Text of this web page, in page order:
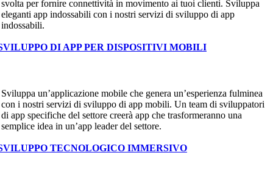
svolta per fornire connettività in movimento ai tuoi clienti. Sviluppa
eleganti app indossabili con i nostri servizi di sviluppo di app
indossabili.
DI APP PER DISPOSITIVI MOBILI
Sviluppa un’applicazione mobile che genera un’esperienza fulminea
con i nostri servizi di sviluppo di app mobili. Un team di sviluppatori
di app specifiche del settore creerà app che trasformeranno una
semplice idea in un’app leader del settore.
TECNOLOGICO IMMERSIVO